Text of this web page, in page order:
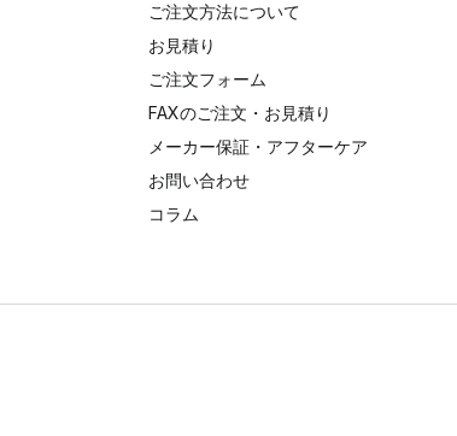
ご注文方法について
お見積り
ご注文フォーム
FAXのご注文・お見積り
メーカー保証・アフターケア
お問い合わせ
コラム